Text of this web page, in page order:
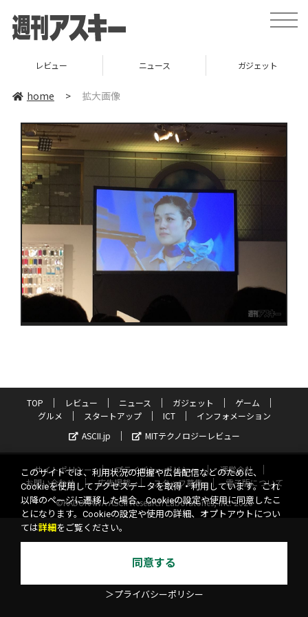
toggle
レビュー ニュース ガジェット
home > 拡大画像
TOP レビュー ニュース ガジェット
ゲーム
グルメ
スタートアップ ICT
インフォメーション
ASCII.jp
MITテクノロジーレビュー
サイトポリシー プライバシーポリシー
運営会社
お問い合わせ
広告掲載 スタッフ募集
電子版について
©KADOKAWA ASCII Research Laboratories, Inc. 2026
このサイトでは、利用状況の把握や広告配信などのために、
Cookieを使用してアクセスデータを取得・利用しています。これ
以降のページに遷移した場合、Cookieの設定や使用に同意したこ
とになります。Cookieの設定や使用の詳細、オプトアウトについ
ては詳細 をご覧ください。
同意する
＞プライバシーポリシー